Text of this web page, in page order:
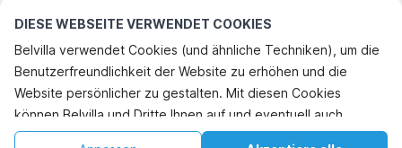
DIESE WEBSEITE VERWENDET COOKIES
Belvilla verwendet Cookies (und ähnliche Techniken), um die
Benutzerfreundlichkeit der Website zu erhöhen und die
Website persönlicher zu gestalten. Mit diesen Cookies
können Belvilla und Dritte Ihnen auf und eventuell auch
außerhalb unserer Website folgen, um Werbung Ihren
Beliebteste Reiseziele für Urlaub
Top-Städte mit Top-Annehmlichkeiten für den Urlaub
Kinderfreundliche Ferienunterkünfte san-savino
Kinderfreundliche Ferienunterkünfte apecchio
Beliebte Ausstattungen für Urlaub in Montefiore-dellaso
Ferienhaus mit Schwimmbad